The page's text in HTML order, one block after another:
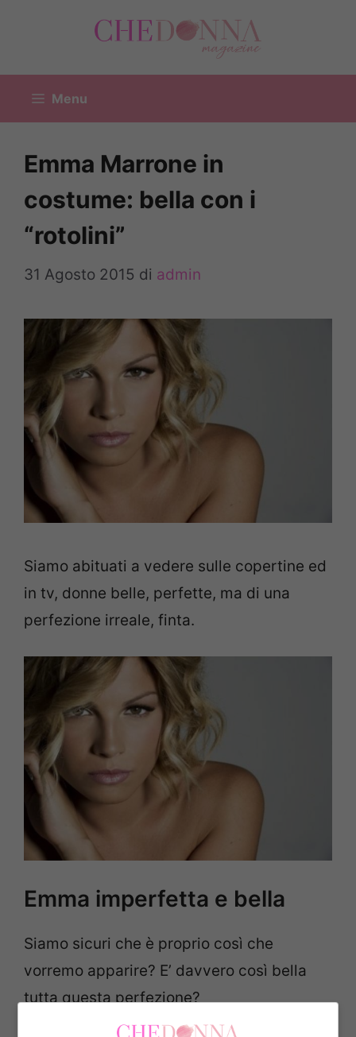
Menu
Emma Marrone in
costume: bella con i
“rotolini”
31 Agosto 2015 di admin
Siamo abituati a vedere sulle copertine ed
in tv, donne belle, perfette, ma di una
perfezione irreale, finta.
Emma imperfetta e bella
Siamo sicuri che è proprio così che
vorremo apparire? E’ davvero così bella
tutta questa perfezione?